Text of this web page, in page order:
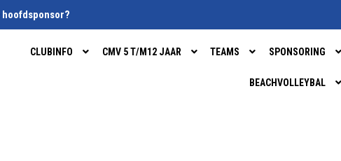
hoofdsponsor?
CLUBINFO CMV 5 T/M12 JAAR TEAMS SPONSORING
BEACHVOLLEYBAL